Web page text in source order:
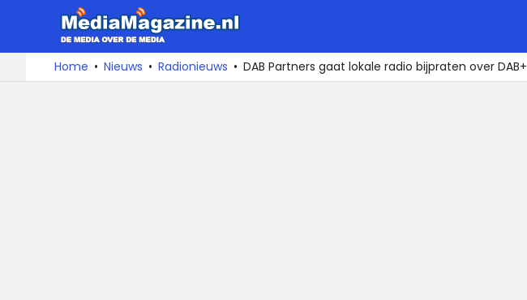
naar
De
media
over
Home Nieuws Radionieuws DAB Partners gaat lokale radio bijpraten over DAB+